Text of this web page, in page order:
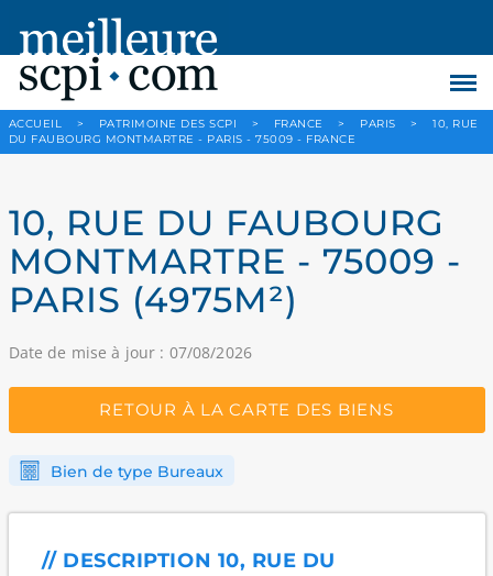
ACCUEIL > PATRIMOINE DES SCPI > FRANCE > PARIS >
10, RUE
DU FAUBOURG MONTMARTRE - PARIS - 75009 - FRANCE
10, RUE DU FAUBOURG
MONTMARTRE - 75009 -
PARIS (4975M²)
Date de mise à jour : 07/08/2026
RETOUR À LA CARTE DES BIENS
Bien de type Bureaux
// DESCRIPTION 10, RUE DU